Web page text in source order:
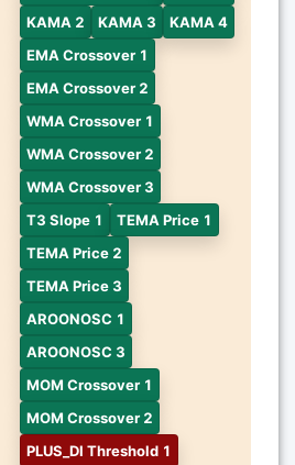
KAMA 2
KAMA 3
KAMA 4
EMA Crossover 1
EMA Crossover 2
WMA Crossover 1
WMA Crossover 2
WMA Crossover 3
T3 Slope 1
TEMA Price 1
TEMA Price 2
TEMA Price 3
AROONOSC 1
AROONOSC 3
MOM Crossover 1
MOM Crossover 2
PLUS_DI Threshold 1